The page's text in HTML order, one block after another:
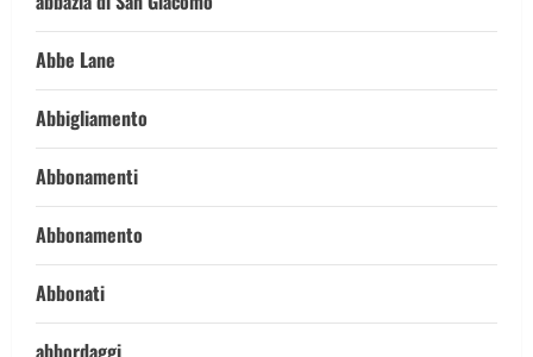
Abbe Lane
Abbigliamento
Abbonamenti
Abbonamento
Abbonati
abbordaggi